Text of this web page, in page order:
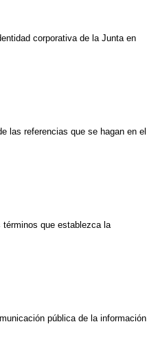
corporativa de la Junta en
las referencias que se hagan en el
que establezca la
pública de la información